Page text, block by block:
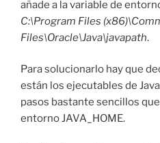
añade a la variable de
C:\Program Files
Files\Oracle\Java\javapath.
Para solucionarlo hay que
están los ejecutables de
pasos bastante sencillos
entorno JAVA_HOME.